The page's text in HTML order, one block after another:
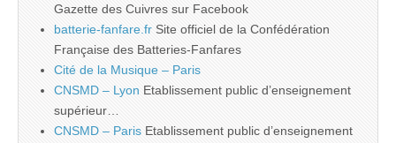
Gazette des Cuivres sur Facebook
batterie-fanfare.fr Site officiel de la Confédération
Française des Batteries-Fanfares
Cité de la Musique – Paris
CNSMD – Lyon Etablissement public d’enseignement
supérieur…
CNSMD – Paris Etablissement public d’enseignement